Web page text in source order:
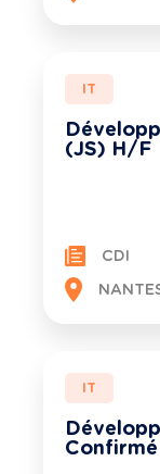
IT
(JS) H/F
CDI
IT